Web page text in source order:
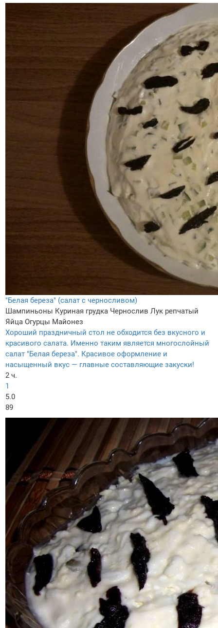
"Белая береза" (салат с черносливом)
Шампиньоны Куриная грудка Чернослив Лук репчатый
Яйца Огурцы Майонез
Хороший праздничный стол не обходится без вкусного и
красивого салата. Именно таким является многослойный
салат "Белая береза". Красивое оформление и
насыщенный вкус — главные составляющие закуски!
2 ч.
1
5.0
89